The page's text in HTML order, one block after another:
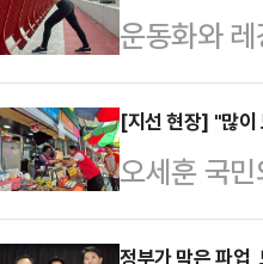
된다.26일
신 상품의
인 'KB
개월 이상
고, 6개…
운동화와
다.16일 관
전문가인
만 운동할
어 "운동용
[지선 현장] "많이
오세훈 국
등 유동 인
정부가 막은 파업